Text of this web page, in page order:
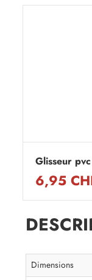
Glisseur
6,95
Dimensions